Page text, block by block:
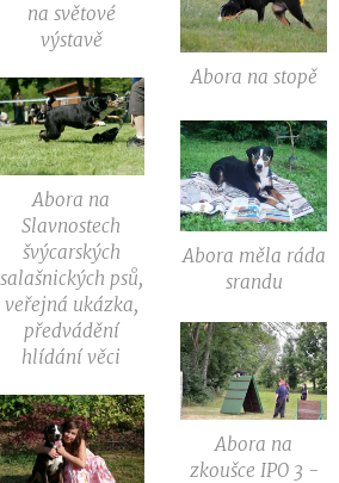
na světové
výstavě
Abora na stopě
Abora na
Slavnostech
švýcarských
salašnických psů,
veřejná ukázka,
předvádění
hlídání věci
Abora měla ráda
srandu
Abora na
zkoušce IPO 3 -